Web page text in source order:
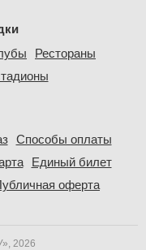
Рестораны
Способы оплаты
Единый билет
оферта
2026